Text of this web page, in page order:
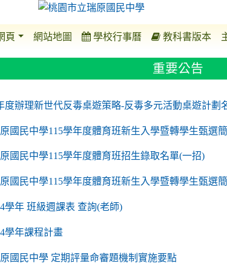
頁 網站地圖 學校行事曆 教科書版本
重要公告
a/m2.ryjh.tyc.edu.tw/ryjh011/
度辦理新世代反毒桌遊策略-反毒多元活動桌遊計劃
國民中學115學年度體育班新生入學暨轉學生甄選
國民中學115學年度體育班招生錄取名單(一招)
國民中學115學年度體育班新生入學暨轉學生甄選
學年 班級週課表 查詢(老師)
學年課程計畫
a/m2.ryjh.tyc.edu.tw/ryjh011/
國民中學 定期評量命審題機制實施要點